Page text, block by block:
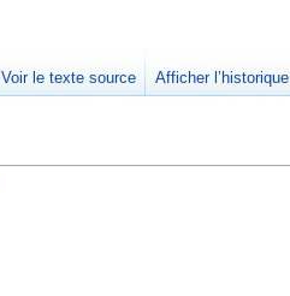
Voir le texte source Afficher l’historique